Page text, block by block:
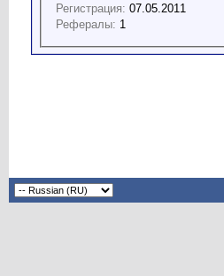
Регистрация: 07.05.2011
Рефералы: 1